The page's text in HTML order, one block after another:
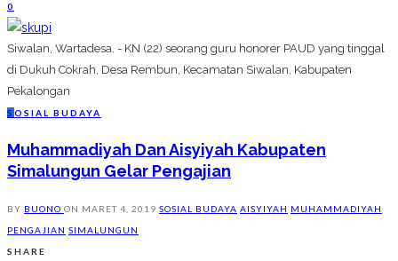
0
Siwalan, Wartadesa. - KN (22) seorang guru honorer PAUD yang tinggal
di Dukuh Cokrah, Desa Rembun, Kecamatan Siwalan, Kabupaten
Pekalongan
S OSIAL BUDAYA
Muhammadiyah Dan Aisyiyah Kabupaten
Simalungun Gelar Pengajian
BY BUONO ON MARET 4, 2019 SOSIAL BUDAYA AISYIYAH MUHAMMADIYAH
PENGAJIAN SIMALUNGUN
SHARE